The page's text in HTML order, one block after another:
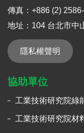
傳真：+886 (2)
地址：104 台北市中
隱私權聲明
協助單位
工業技術研究院綠
工業技術研究院材